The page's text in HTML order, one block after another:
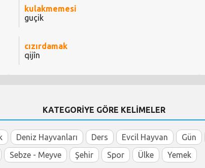
kulakmemesi
guçik
cızırdamak
qijîn
KATEGORİYE GÖRE KELİMELER
Deniz Hayvanları Ders Evcil Hayvan Gün
Sebze - Meyve Şehir Spor Ülke Yemek